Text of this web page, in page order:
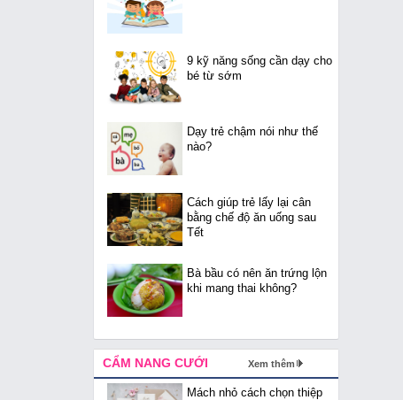
9 kỹ năng sống cần dạy cho
bé từ sớm
Dạy trẻ chậm nói như thế
nào?
Cách giúp trẻ lấy lại cân
bằng chế độ ăn uống sau
Tết
Bà bầu có nên ăn trứng lộn
khi mang thai không?
CẨM NANG CƯỚI Xem thêm
Mách nhỏ cách chọn thiệp